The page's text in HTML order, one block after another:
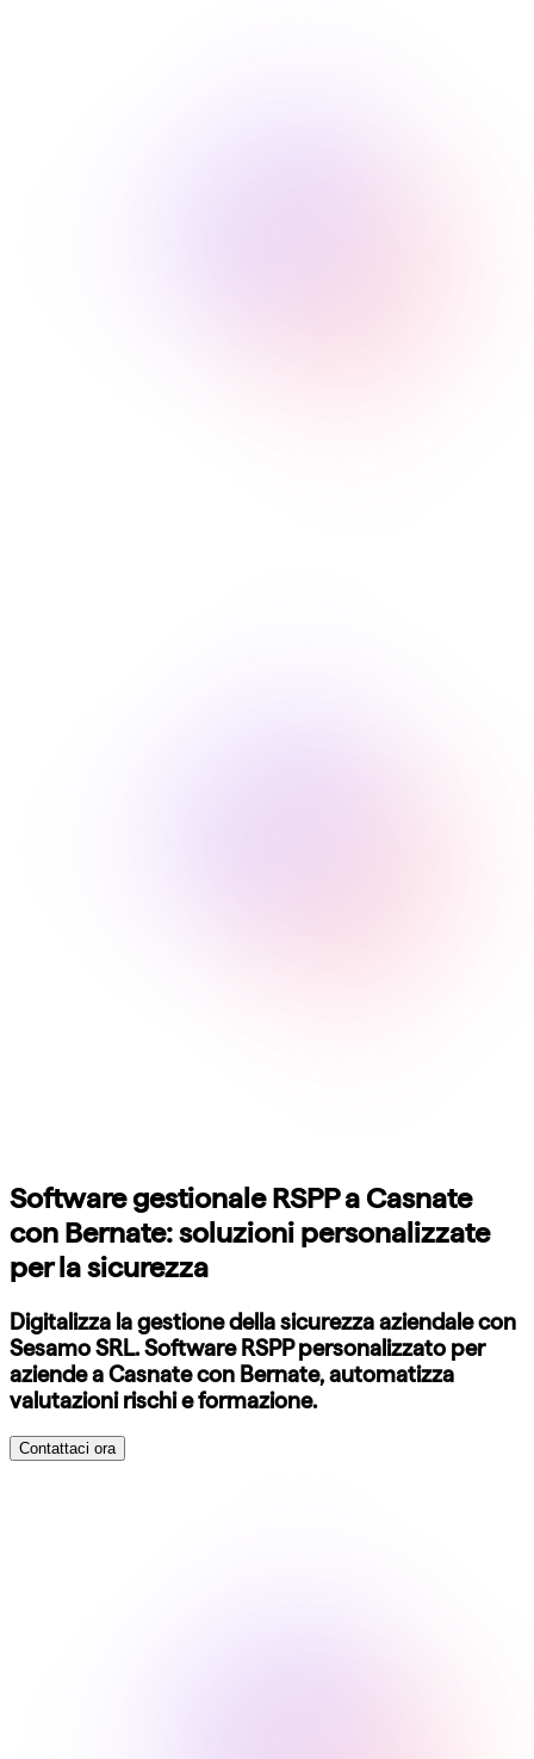
Software gestionale RSPP a Casnate
con Bernate: soluzioni personalizzate
per la sicurezza
Digitalizza la gestione della sicurezza aziendale con
Sesamo SRL. Software RSPP personalizzato per
aziende a Casnate con Bernate, automatizza
valutazioni rischi e formazione.
Contattaci ora